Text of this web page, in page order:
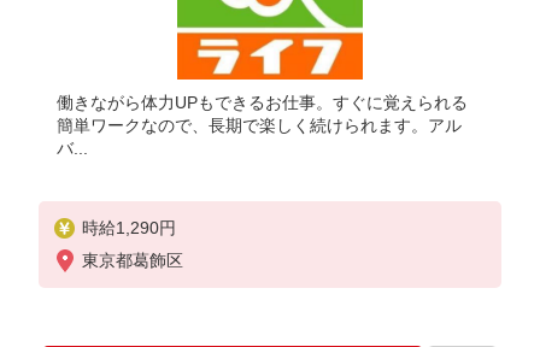
働きながら体力UPもできるお仕事。すぐに覚えられる
簡単ワークなので、長期で楽しく続けられます。アル
バ...
時給1,290円
東京都葛飾区